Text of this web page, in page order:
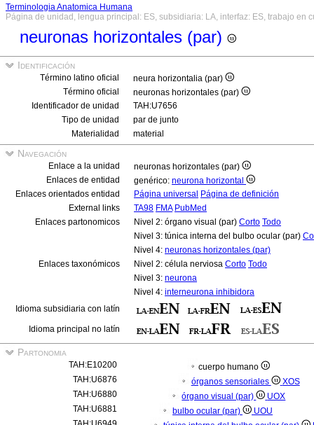
Terminologia Anatomica Humana
Página de unidad, lengua principal: ES, subsidiaria: LA, interfaz: ES, trabajo en
neuronas horizontales (par)
Identificación
Término latino oficial
neura horizontalia (par)
Término oficial
neuronas horizontales (par)
Identificador de unidad
TAH:U7656
Tipo de unidad
par de junto
Materialidad
material
Navegación
Enlace a la unidad
neuronas horizontales (par)
Enlaces de entidad
genérico: neurona horizontal
Enlaces orientados entidad
Página universal Página de definición
External links
TA98 FMA PubMed
Enlaces partonomicos
Nivel 2: órgano visual (par) Corto Todo
Nivel 3: túnica interna del bulbo ocular (par)
Nivel 4: neuronas horizontales (par)
Enlaces taxonómicos
Nivel 2: célula nerviosa Corto Todo
Nivel 3: neurona
Nivel 4: interneurona inhibidora
Idioma subsidiaria con latín
Idioma principal no latín
Partonomia
TAH:E10200
cuerpo humano
TAH:U6876
órganos sensoriales
XOS
TAH:U6880
órgano visual (par)
UOX
TAH:U6881
bulbo ocular (par)
UOU